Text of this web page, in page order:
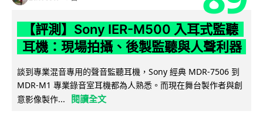
【評測】Sony IER-M500 入耳式監聽
耳機：現場拍攝、後製監聽與人聲利器
談到專業混音專用的聲音監聽耳機，Sony 經典 MDR-7506 到
MDR-M1 專業錄音室耳機都為人熟悉。而現在舞台製作者與創
意影像製作...
閱讀全文